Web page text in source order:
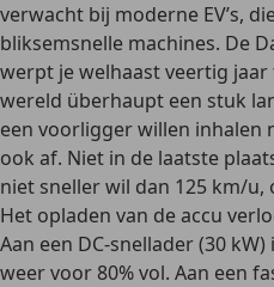
verwacht bij moderne EV’s,
bliksemsnelle machines. De
werpt je welhaast veertig
wereld überhaupt een stuk
een voorligger willen inhalen
ook af. Niet in de laatste
niet sneller wil dan 125 km/
Het opladen van de accu
Aan een DC-snellader (30
weer voor 80% vol. Aan een